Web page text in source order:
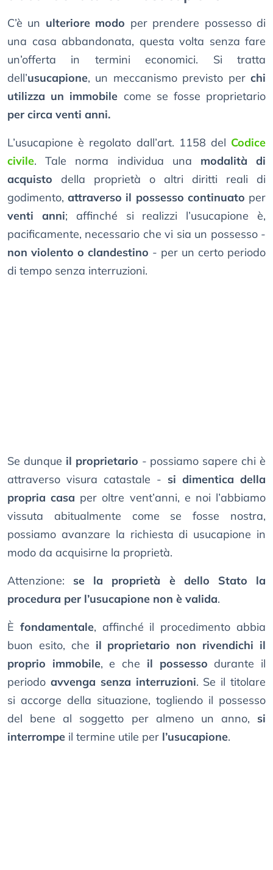
C’è un ulteriore modo per prendere possesso di
una casa abbandonata, questa volta senza fare
un’offerta in termini economici. Si tratta
dell’usucapione, un meccanismo previsto per chi
utilizza un immobile come se fosse proprietario
per circa venti anni.
L’usucapione è regolato dall’art. 1158 del Codice
civile. Tale norma individua una modalità di
acquisto della proprietà o altri diritti reali di
godimento,attraverso il possesso continuato per
venti anni; affinché si realizzi l’usucapione è,
pacificamente, necessario che vi sia un possesso -
non violento o clandestino - per un certo periodo
di tempo senza interruzioni.
Se dunque il proprietario - possiamo sapere chi è
attraverso visura catastale - si dimentica della
propria casa per oltre vent’anni, e noi l’abbiamo
vissuta abitualmente come se fosse nostra,
possiamo avanzare la richiesta di usucapione in
modo da acquisirne la proprietà.
Attenzione: se la proprietà è dello Stato la
procedura per l’usucapione non è valida.
È fondamentale, affinché il procedimento abbia
buon esito, che il proprietario non rivendichi il
proprio immobile, e che il possesso durante il
periodo avvenga senza interruzioni. Se il titolare
si accorge della situazione, togliendo il possesso
del bene al soggetto per almeno un anno, si
interrompe il termine utile per l’usucapione.